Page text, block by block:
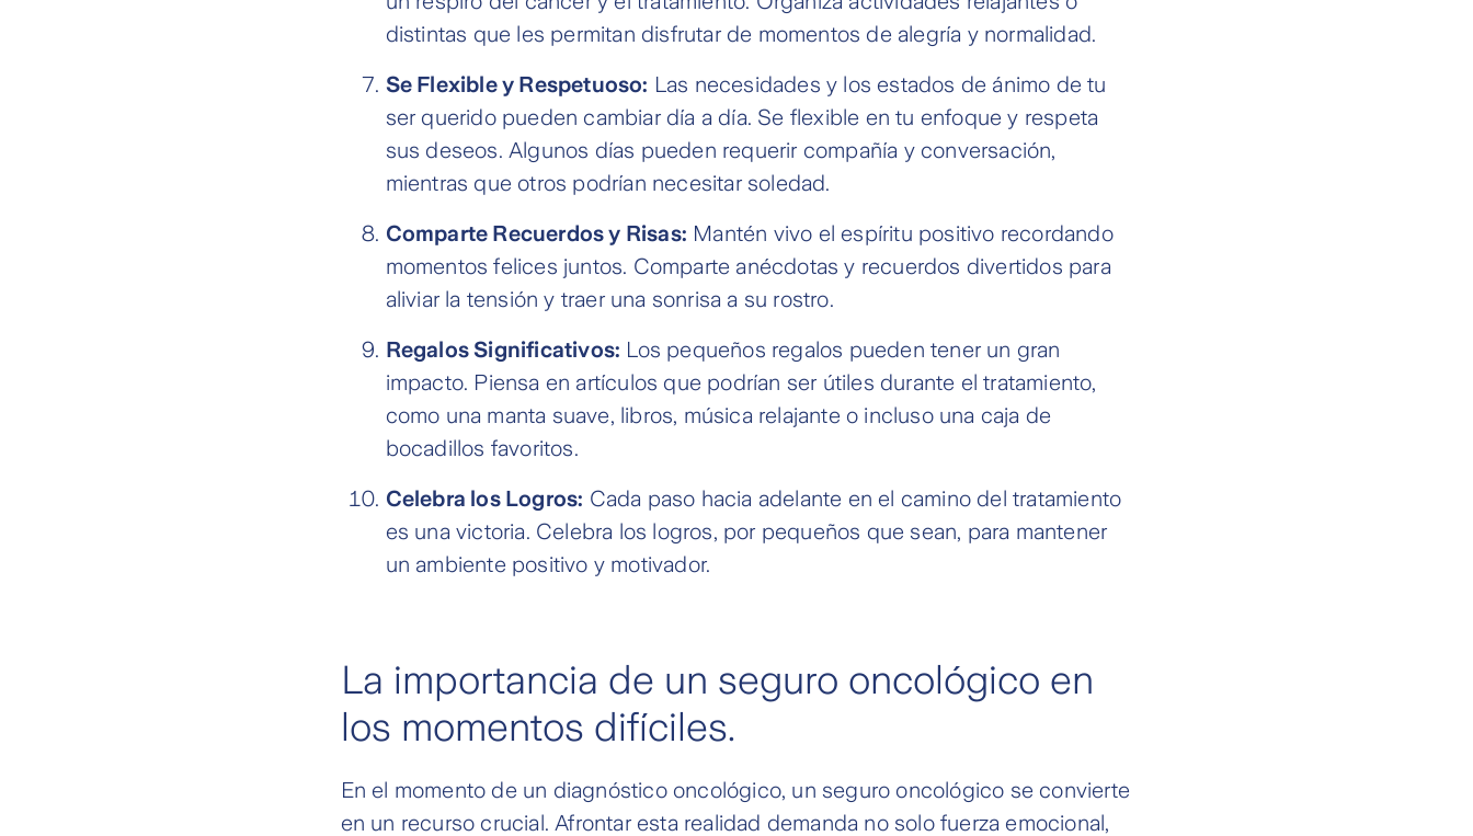
distintas que les permitan disfrutar de momentos de alegría y normalidad.
Se Flexible y Respetuoso: Las necesidades y los estados de ánimo de tu
ser querido pueden cambiar día a día. Se flexible en tu enfoque y respeta
sus deseos. Algunos días pueden requerir compañía y conversación,
mientras que otros podrían necesitar soledad.
Comparte Recuerdos y Risas: Mantén vivo el espíritu positivo recordando
momentos felices juntos. Comparte anécdotas y recuerdos divertidos para
aliviar la tensión y traer una sonrisa a su rostro.
Regalos Significativos: Los pequeños regalos pueden tener un gran
impacto. Piensa en artículos que podrían ser útiles durante el tratamiento,
como una manta suave, libros, música relajante o incluso una caja de
bocadillos favoritos.
Celebra los Logros: Cada paso hacia adelante en el camino del tratamiento
es una victoria. Celebra los logros, por pequeños que sean, para mantener
un ambiente positivo y motivador.
La importancia de un seguro oncológico en
los momentos difíciles.
En el momento de un diagnóstico oncológico, un seguro oncológico se convierte
en un recurso crucial. Afrontar esta realidad demanda no solo fuerza emocional,